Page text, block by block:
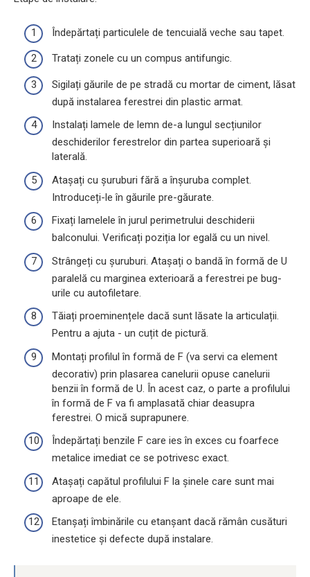
Îndepărtați particulele de tencuială veche sau tapet.
Tratați zonele cu un compus antifungic.
Sigilați găurile de pe stradă cu mortar de ciment, lăsat
după instalarea ferestrei din plastic armat.
Instalați lamele de lemn de-a lungul secțiunilor
deschiderilor ferestrelor din partea superioară și
laterală.
Atașați cu șuruburi fără a înșuruba complet.
Introduceți-le în găurile pre-găurate.
Fixați lamelele în jurul perimetrului deschiderii
balconului. Verificați poziția lor egală cu un nivel.
Strângeți cu șuruburi. Atașați o bandă în formă de U
paralelă cu marginea exterioară a ferestrei pe bug-
urile cu autofiletare.
Tăiați proeminențele dacă sunt lăsate la articulații.
Pentru a ajuta - un cuțit de pictură.
Montați profilul în formă de F (va servi ca element
decorativ) prin plasarea canelurii opuse canelurii
benzii în formă de U. În acest caz, o parte a profilului
în formă de F va fi amplasată chiar deasupra
ferestrei. O mică suprapunere.
Îndepărtați benzile F care ies în exces cu foarfece
metalice imediat ce se potrivesc exact.
Atașați capătul profilului F la șinele care sunt mai
aproape de ele.
Etanșați îmbinările cu etanșant dacă rămân cusături
inestetice și defecte după instalare.